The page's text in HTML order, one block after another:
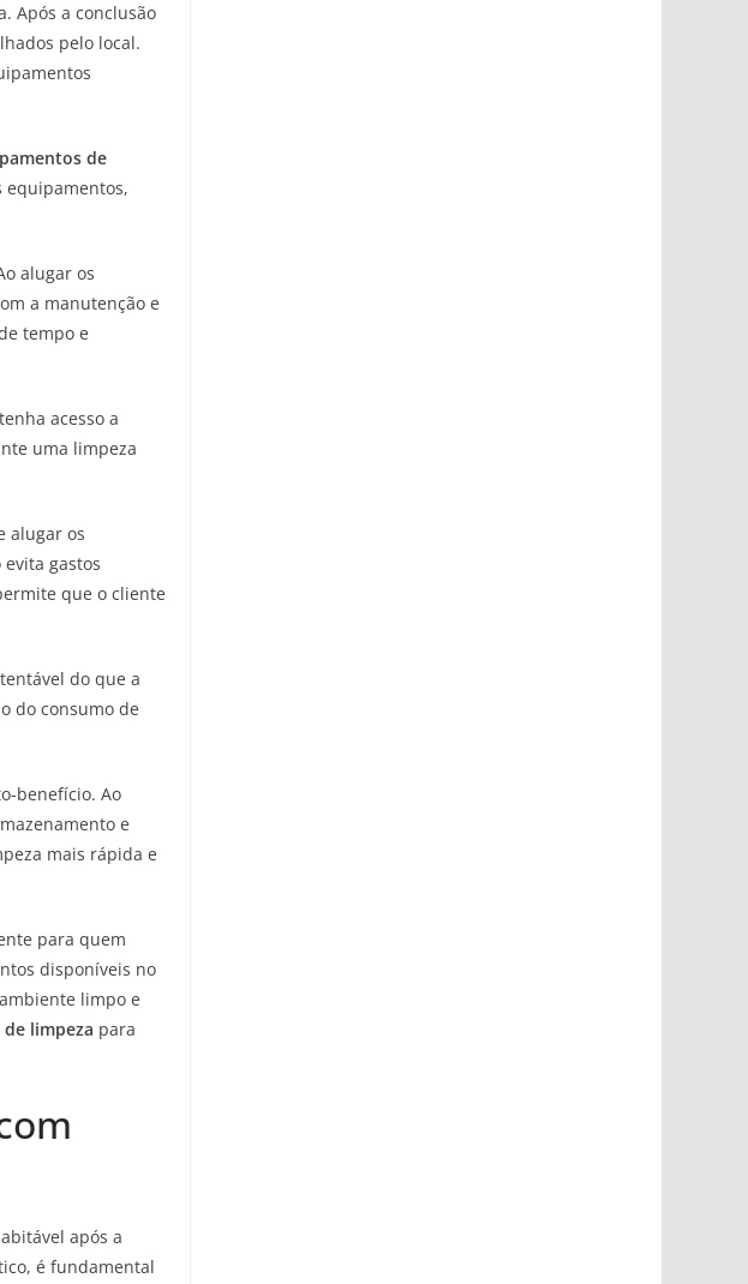
Após a conclusão
pelo local.
de
equipamentos,
alugar os
a manutenção e
tempo e
acesso a
uma limpeza
alugar os
gastos
que o cliente
do que a
do consumo de
benefício. Ao
e
mais rápida e
para quem
disponíveis no
limpo e
limpeza para
após a
é fundamental